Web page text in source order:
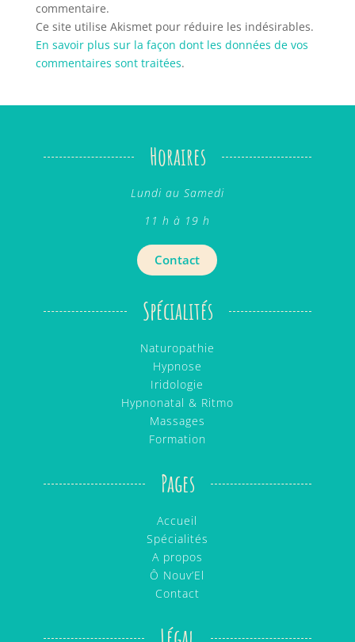
commentaire.
Ce site utilise Akismet pour réduire les indésirables.
En savoir plus sur la façon dont les données de vos
commentaires sont traitées.
Horaires
Lundi au Samedi
11 h à 19 h
Contact
Spécialités
Naturopathie
Hypnose
Iridologie
Hypnonatal & Ritmo
Massages
Formation
Pages
Accueil
Spécialités
A propos
Ô Nouv’El
Contact